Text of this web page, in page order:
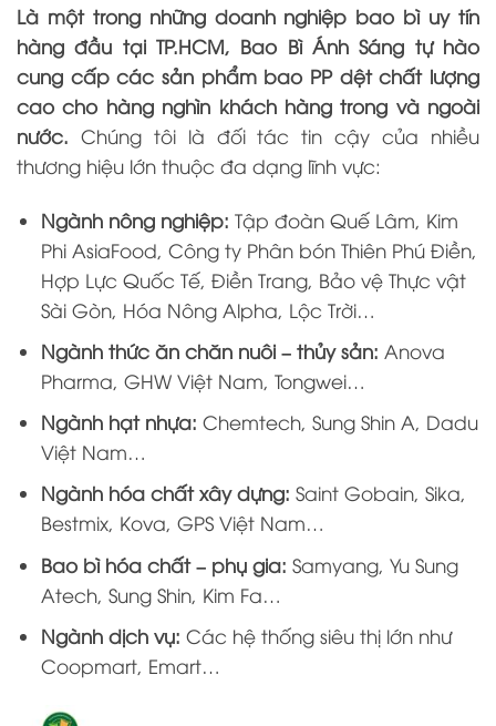
Là một trong những doanh nghiệp bao bì uy tín
hàng đầu tại TP.HCM, Bao Bì Ánh Sáng tự hào
cung cấp các sản phẩm bao PP dệt chất lượng
cao cho hàng nghìn khách hàng trong và ngoài
nước. Chúng tôi là đối tác tin cậy của nhiều
thương hiệu lớn thuộc đa dạng lĩnh vực:
Ngành nông nghiệp: Tập đoàn Quế Lâm, Kim
Phi AsiaFood, Công ty Phân bón Thiên Phú Điền,
Hợp Lực Quốc Tế, Điền Trang, Bảo vệ Thực vật
Sài Gòn, Hóa Nông Alpha, Lộc Trời…
Ngành thức ăn chăn nuôi – thủy sản: Anova
Pharma, GHW Việt Nam, Tongwei…
Ngành hạt nhựa: Chemtech, Sung Shin A, Dadu
Việt Nam…
Ngành hóa chất xây dựng: Saint Gobain, Sika,
Bestmix, Kova, GPS Việt Nam…
Bao bì hóa chất – phụ gia: Samyang, Yu Sung
Atech, Sung Shin, Kim Fa…
Ngành dịch vụ: Các hệ thống siêu thị lớn như
Coopmart, Emart…